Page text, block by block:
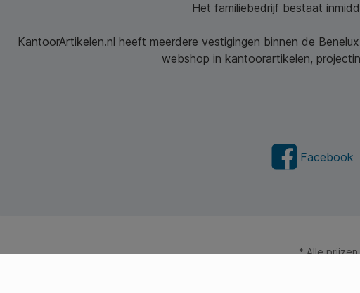
Het familiebedrijf bestaat
KantoorArtikelen.nl heeft meerdere vestigingen binnen de
webshop in kantoorartikelen,
Facebook
* Alle